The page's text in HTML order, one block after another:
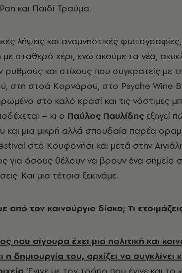
και Παιδί Τραύμα.
λήψεις και αναμνηστικές
με σταθερό χέρι, ενώ ακούμε τα νέα,
και στίχους που συγκρατείς με
στη στοά Κορνάρου, στο Psyche Wine
στο καλό κρασί και τις νόστιμες
– κι ο Παύλος Παυλίδης εξηγεί
μια μικρή αλλά σπουδαία παρέα
στο Κουφονήσι και μετά στην
για όσους θέλουν να βρουν ένα σημείο
Και μια τέτοια ξεκινάμε.
τον καινούργιο δίσκο; Τι
που σίγουρα έχει μια πολιτική και
δημιουργία του, αρχίζει να συγκλίνει